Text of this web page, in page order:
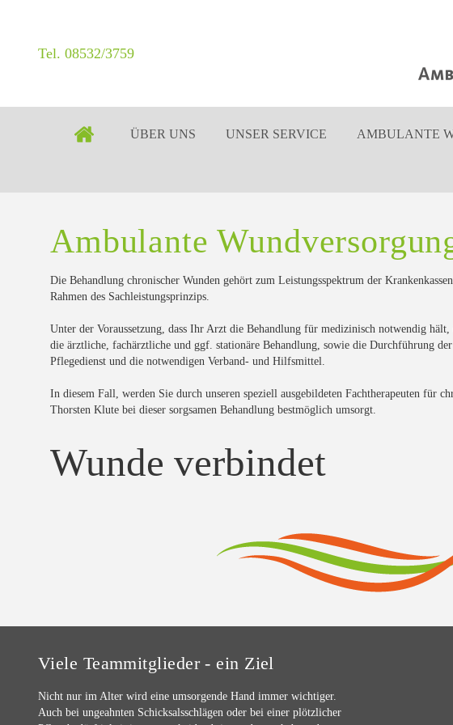
Tel. 08532/3759
ÜBER UNS UNSER SERVICE AMBULANTE
Ambulante
Die Behandlung chronischer Wunden gehört zum Leistungsspektrum der
Rahmen des Sachleistungsprinzips.
Unter der Voraussetzung, dass Ihr Arzt die Behandlung für medizinisch notwendig
die ärztliche, fachärztliche und ggf. stationäre Behandlung, sowie die Durchführung
Pflegedienst und die notwendigen Verband- und Hilfsmittel.
In diesem Fall, werden Sie durch unseren speziell ausgebildeten Fachtherapeuten für
Thorsten Klute bei dieser sorgsamen Behandlung bestmöglich umsorgt.
Wunde verbindet
Viele Teammitglieder - ein Ziel
Nicht nur im Alter wird eine umsorgende Hand immer wichtiger.
Auch bei ungeahnten Schicksalsschlägen oder bei einer plötzlicher